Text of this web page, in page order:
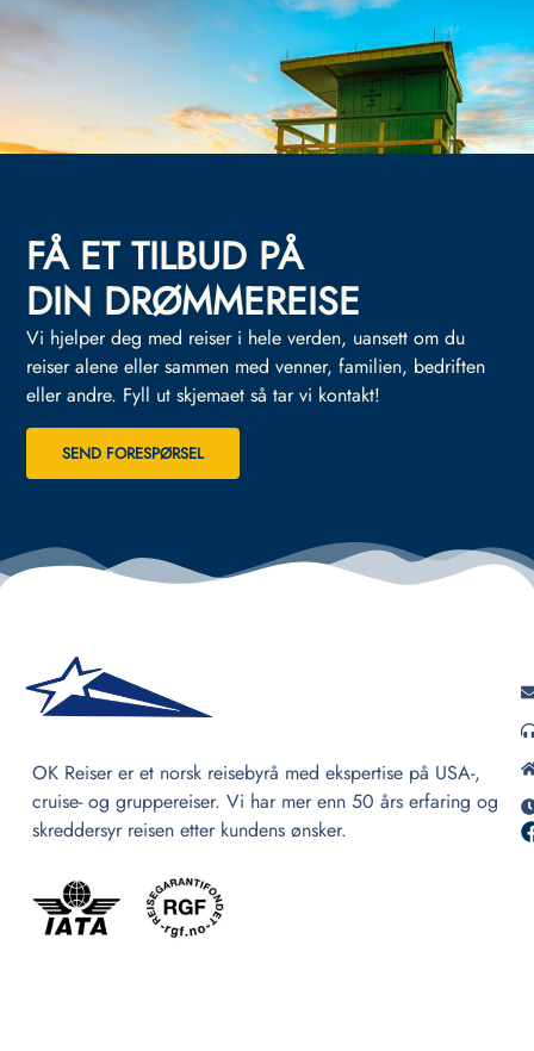
FÅ ET TILBUD PÅ
DIN DRØMMEREISE
Vi hjelper deg med reiser i hele verden, uansett om du
reiser alene eller sammen med venner, familien, bedriften
eller andre. Fyll ut skjemaet så tar vi kontakt!
SEND FORESPØRSEL
OK Reiser er et norsk reisebyrå med ekspertise på USA-,
cruise- og gruppereiser. Vi har mer enn 50 års erfaring og
skreddersyr reisen etter kundens ønsker.